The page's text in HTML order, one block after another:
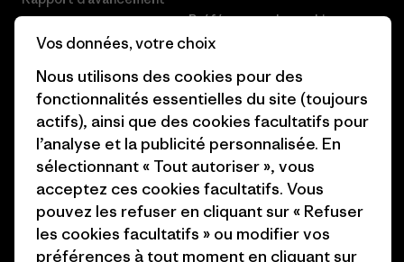
Business Unusual
Objectifs climatiques
1% For The Planet
Comment nous finançons
Nos magasins
Préférences de cookie
Presse et media
Industry program
Programme d’affiliation
Patagonia France Plan du site
Vos données, votre choix
Nous utilisons des cookies pour des
fonctionnalités essentielles du site (toujours
actifs), ainsi que des cookies facultatifs pour
l’analyse et la publicité personnalisée. En
sélectionnant « Tout autoriser », vous
acceptez ces cookies facultatifs. Vous
pouvez les refuser en cliquant sur « Refuser
les cookies facultatifs » ou modifier vos
préférences à tout moment en cliquant sur